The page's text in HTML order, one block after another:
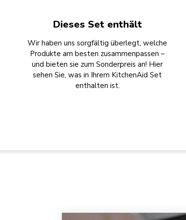
Dieses Set enthält
Wir haben uns sorgfältig überlegt, welche
Produkte am besten zusammenpassen –
und bieten sie zum Sonderpreis an! Hier
sehen Sie, was in Ihrem KitchenAid Set
enthalten ist.